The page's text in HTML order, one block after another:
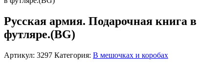
Русская армия. Подарочная книга в
футляре.(BG)
Артикул: 3297 Категория: В мешочках и коробах